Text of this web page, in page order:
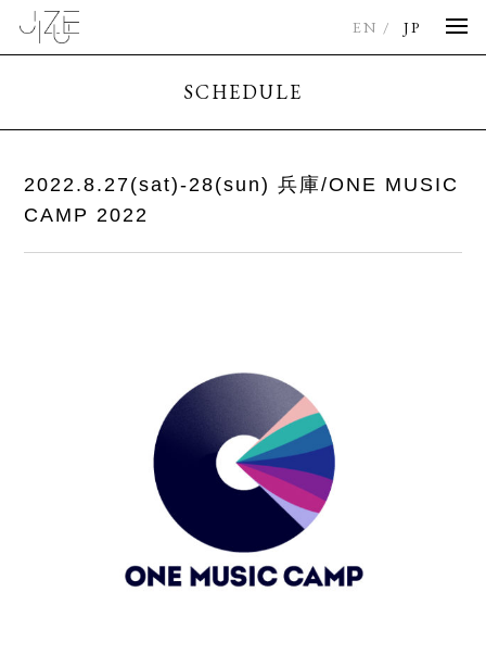
EN JP
SCHEDULE
2022.8.27(sat)-28(sun) 兵庫/ONE MUSIC
CAMP 2022